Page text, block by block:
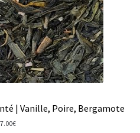
| Vanille, Poire, Bergamote
7.00€